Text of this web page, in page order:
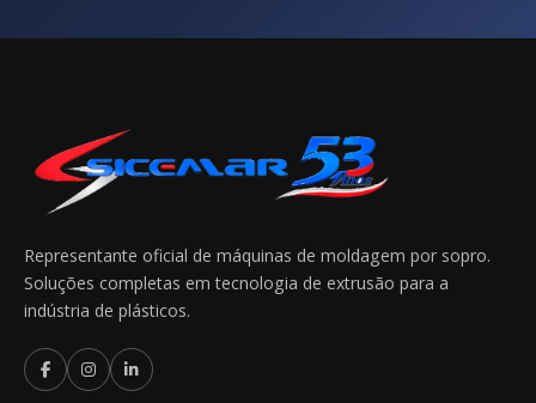
Representante oficial de máquinas de moldagem por sopro.
Soluções completas em tecnologia de extrusão para a
indústria de plásticos.